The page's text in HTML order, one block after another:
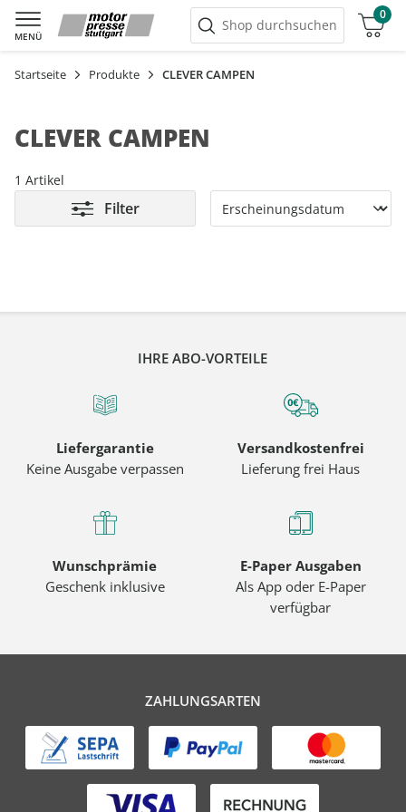
MENÜ
Shop durchsuchen
0
Warenkorb
Startseite Produkte CLEVER CAMPEN
CLEVER CAMPEN
1 Artikel
Filter
IHRE ABO-VORTEILE
Liefergarantie
Keine Ausgabe verpassen
Versandkostenfrei
Lieferung frei Haus
Wunschprämie
Geschenk inklusive
E-Paper Ausgaben
Als App oder E-Paper
verfügbar
ZAHLUNGSARTEN